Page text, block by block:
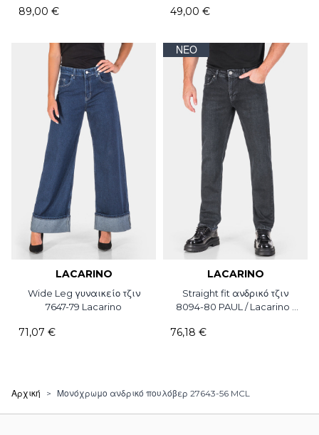
89,00 € 49,00 €
LACARINO
Wide Leg γυναικείο τζιν
7647-79 Lacarino
71,07 €
ΝΈΟ
LACARINO
Straight fit ανδρικό τζιν
8094-80 PAUL / Lacarino /
76,18 €
Αρχική > Μονόχρωμο ανδρικό πουλόβερ 27643-56 MCL